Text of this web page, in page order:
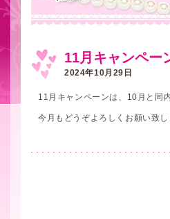
11月キャンペー
2024年10月29日
11月キャンペーンは、10月と同
今月もどうぞよろしくお願い致